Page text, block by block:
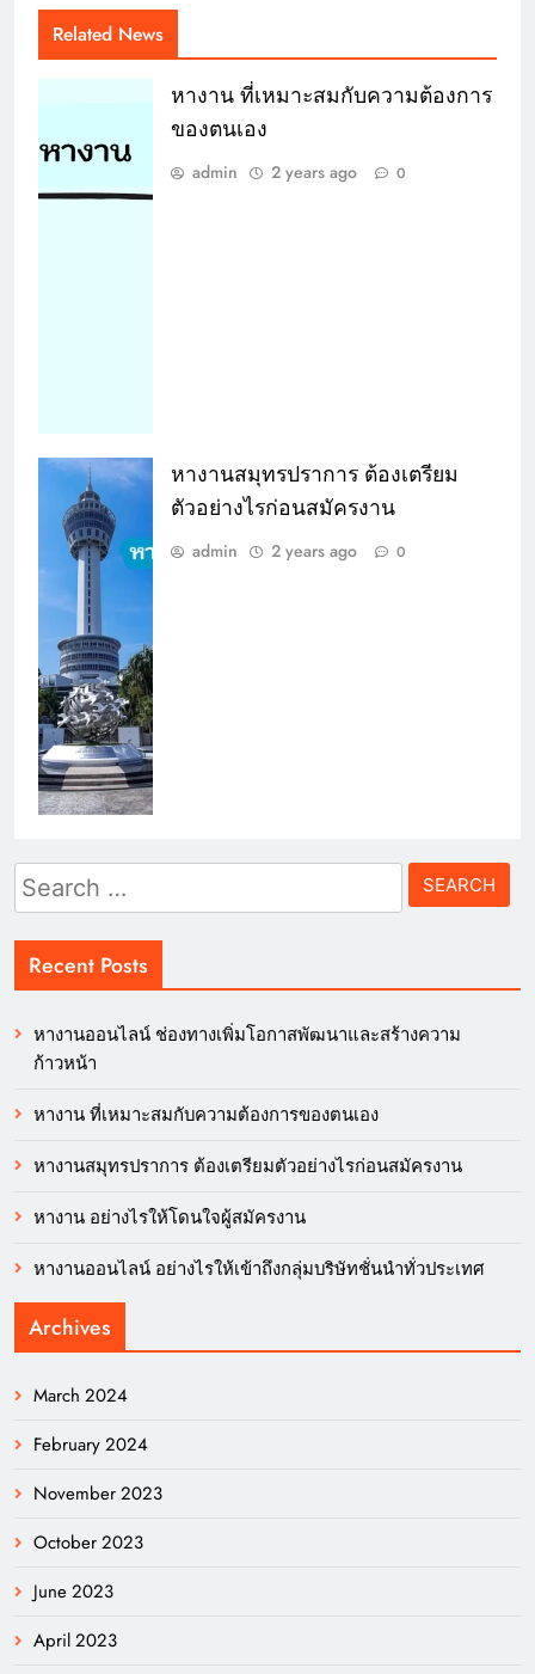
Related News
หางาน ที่เหมาะสมกับความต้องการ
ของตนเอง
admin 2 years ago 0
หางานสมุทรปราการ ต้องเตรียม
ตัวอย่างไรก่อนสมัครงาน
admin 2 years ago 0
Search
for:
Recent Posts
หางานออนไลน์ ช่องทางเพิ่มโอกาสพัฒนาและสร้างความ
ก้าวหน้า
หางาน ที่เหมาะสมกับความต้องการของตนเอง
หางานสมุทรปราการ ต้องเตรียมตัวอย่างไรก่อนสมัครงาน
หางาน อย่างไรให้โดนใจผู้สมัครงาน
หางานออนไลน์ อย่างไรให้เข้าถึงกลุ่มบริษัทชั่นนำทั่วประเทศ
Archives
March 2024
February 2024
November 2023
October 2023
June 2023
April 2023